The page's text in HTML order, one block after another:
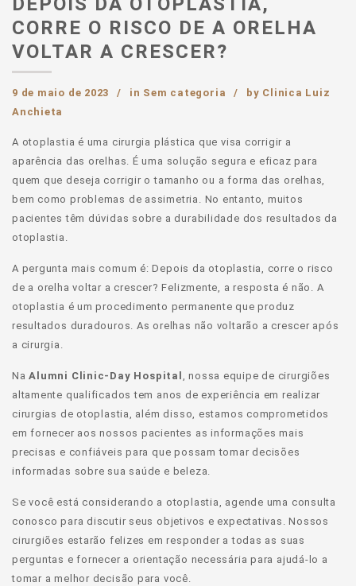
CORRE O RISCO DE A ORELHA
VOLTAR A CRESCER?
9 de maio de 2023 in Sem categoria by Clinica Luiz
Anchieta
A otoplastia é uma cirurgia plástica que visa corrigir a
aparência das orelhas. É uma solução segura e eficaz para
quem que deseja corrigir o tamanho ou a forma das orelhas,
bem como problemas de assimetria. No entanto, muitos
pacientes têm dúvidas sobre a durabilidade dos resultados da
otoplastia.
A pergunta mais comum é: Depois da otoplastia, corre o risco
de a orelha voltar a crescer? Felizmente, a resposta é não. A
otoplastia é um procedimento permanente que produz
resultados duradouros. As orelhas não voltarão a crescer após
a cirurgia.
NaAlumni Clinic-Day Hospital
, nossa equipe de cirurgiões
altamente qualificados tem anos de experiência em realizar
cirurgias de otoplastia, além disso, estamos comprometidos
em fornecer aos nossos pacientes as informações mais
precisas e confiáveis ​​para que possam tomar decisões
informadas sobre sua saúde e beleza.
Se você está considerando a otoplastia, agende uma consulta
conosco para discutir seus objetivos e expectativas. Nossos
cirurgiões estarão felizes em responder a todas as suas
perguntas e fornecer a orientação necessária para ajudá-lo a
tomar a melhor decisão para você.